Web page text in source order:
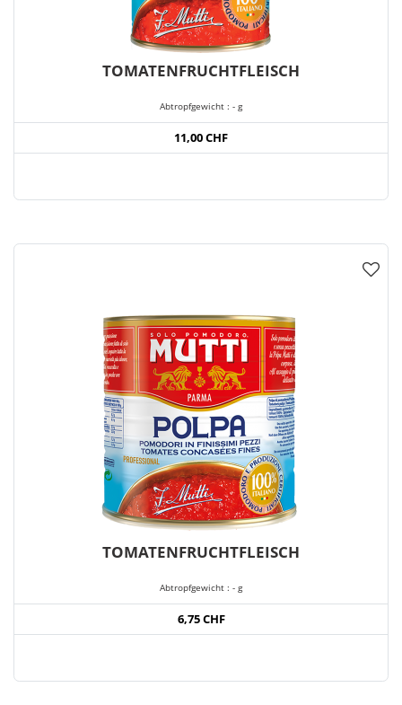
TOMATENFRUCHTFLEISCH
Abtropfgewicht : - g
11,00 CHF
TOMATENFRUCHTFLEISCH
Abtropfgewicht : - g
6,75 CHF